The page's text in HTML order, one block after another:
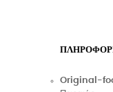
Original-